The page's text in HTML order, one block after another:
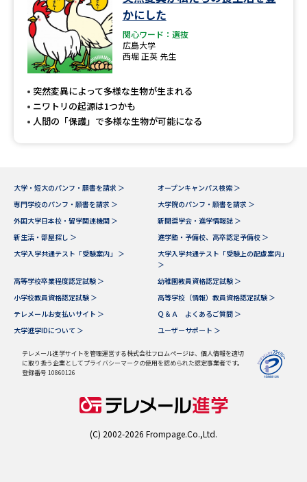
高等学校（情報）教員資格認定
大学研究
大学で学べる内容や特徴を調べる
データサイエンス特集 奨学金・特待生制度特集
デジタルパンフレット 進路の３択
（高3生用）
（高2生用）
SELFBRAND特集ページ
オープンキャンパスなどを調べる
かにした
関心ワード：選抜
広島大学
西堀 正英 先生
突然変異によって多様な生物が生まれる
ニワトリの起源は1つかも
人間の「保護」で多様な生物が可能になる
大学・短大のパンフ・願書を請求 ＞
オープンキャンパス検索 ＞
専門学校のパンフ・願書を請求 ＞
大学院のパンフ・願書を請求 ＞
外国大学日本校・留学関連機関 ＞
新聞奨学会・進学情報誌 ＞
新生活・部屋探し ＞
進学塾・予備校、高卒認定予備校 ＞
大学入学共通テスト「受験案内」 ＞
大学入学共通テスト「受験上の配慮案内」
＞
高等学校卒業程度認定試験 ＞
幼稚園教員資格認定試験 ＞
小学校教員資格認定試験 ＞
高等学校（情報）教員資格認定試験 ＞
テレメールお支払いサイト ＞
Ｑ＆Ａ よくあるご質問 ＞
大学進学IDについて ＞
ユーザーサポート ＞
テレメール進学サイトを管理運営する株式会社フロムページは、個人情報を適切
に取り扱う企業としてプライバシーマークの使用を認められた認定事業者です。
登録番号 10860126
(C) 2002-2026 Frompage.Co.,Ltd.